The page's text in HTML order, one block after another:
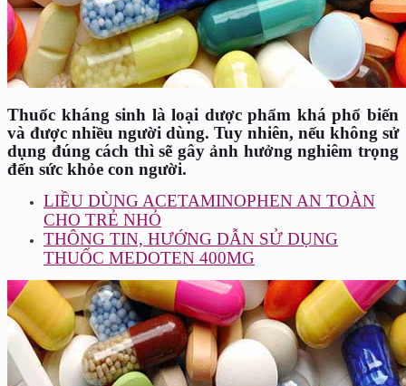
Thuốc kháng sinh là loại dược phẩm khá phổ biến
và được nhiều người dùng. Tuy nhiên, nếu không sử
dụng đúng cách thì sẽ gây ảnh hưởng nghiêm trọng
đến sức khỏe con người.
LIỀU DÙNG ACETAMINOPHEN AN TOÀN
CHO TRẺ NHỎ
THÔNG TIN, HƯỚNG DẪN SỬ DỤNG
THUỐC MEDOTEN 400MG